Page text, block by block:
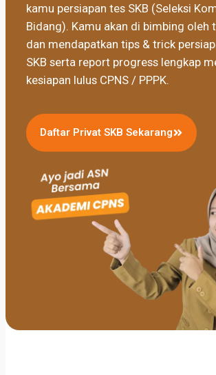
kamu persiapan tes SKB (Seleksi
Bidang). Kamu akan di bimbing oleh
dan mendapatkan tips & trick
SKB serta report progress lengkap
kesiapan lulus CPNS / PPPK.
Daftar Privat SKB Sekarang